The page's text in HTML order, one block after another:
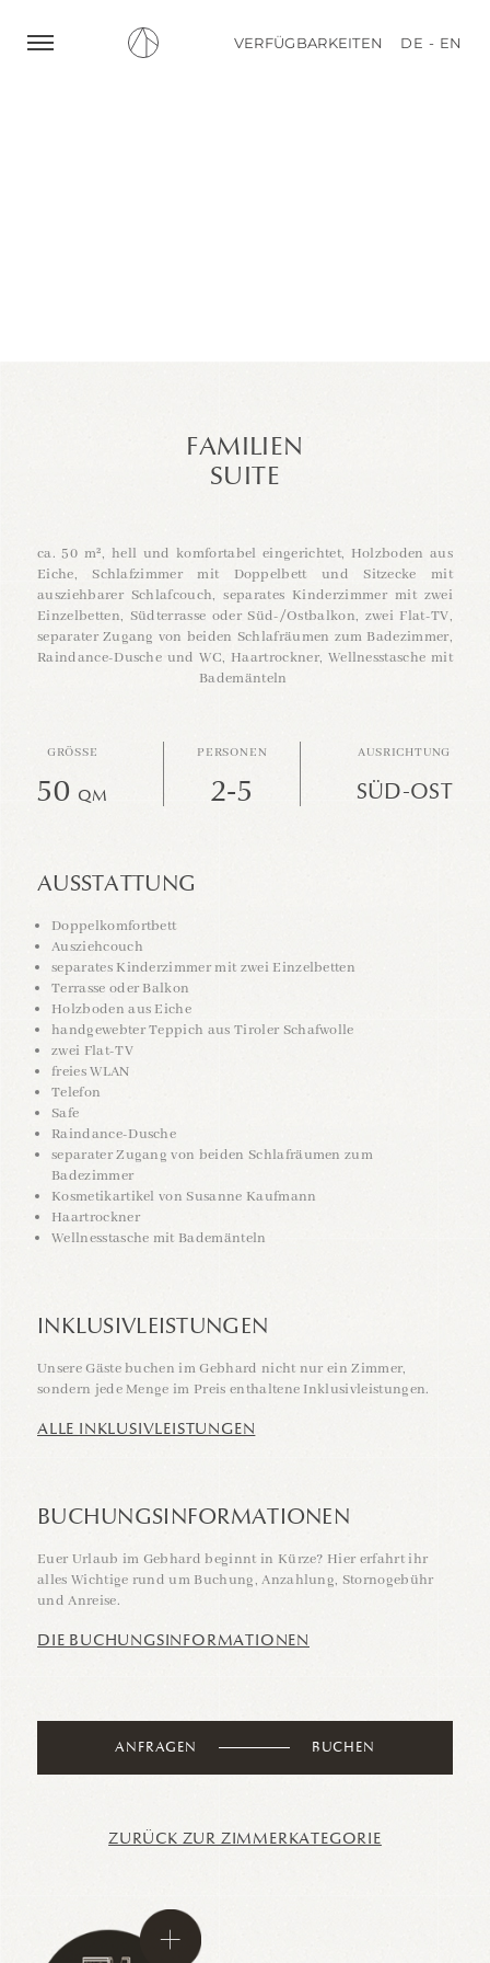
VERFÜGBARKEITEN DE EN
FAMILIEN
SUITE
ca. 50 m², hell und komfortabel eingerichtet, Holzboden aus
Eiche, Schlafzimmer mit Doppelbett und Sitzecke mit
ausziehbarer Schlafcouch, separates Kinderzimmer mit zwei
Einzelbetten, Südterrasse oder Süd-/Ostbalkon, zwei Flat-TV,
separater Zugang von beiden Schlafräumen zum Badezimmer,
Raindance-Dusche und WC, Haartrockner, Wellnesstasche mit
Bademänteln
GRÖSSE
50 QM
PERSONEN
2-5
AUSRICHTUNG
SÜD-OST
AUSSTATTUNG
Doppelkomfortbett
Ausziehcouch
separates Kinderzimmer mit zwei Einzelbetten
Terrasse oder Balkon
Holzboden aus Eiche
handgewebter Teppich aus Tiroler Schafwolle
zwei Flat-TV
freies WLAN
Telefon
Safe
Raindance-Dusche
separater Zugang von beiden Schlafräumen zum
Badezimmer
Kosmetikartikel von Susanne Kaufmann
Haartrockner
Wellnesstasche mit Bademänteln
INKLUSIVLEISTUNGEN
Unsere Gäste buchen im Gebhard nicht nur ein Zimmer,
sondern jede Menge im Preis enthaltene Inklusivleistungen.
ALLE INKLUSIVLEISTUNGEN
BUCHUNGSINFORMATIONEN
Euer Urlaub im Gebhard beginnt in Kürze? Hier erfahrt ihr
alles Wichtige rund um Buchung, Anzahlung, Stornogebühr
und Anreise.
DIE BUCHUNGSINFORMATIONEN
ANFRAGEN BUCHEN
ZURÜCK ZUR ZIMMERKATEGORIE